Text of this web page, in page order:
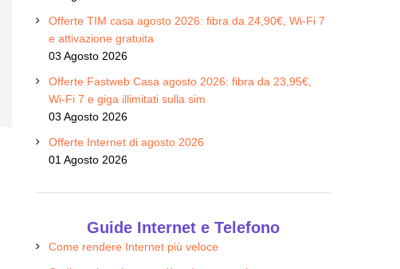
Offerte TIM casa agosto 2026: fibra da 24,90€, Wi-Fi 7
e attivazione gratuita
03 Agosto 2026
Offerte Fastweb Casa agosto 2026: fibra da 23,95€,
Wi-Fi 7 e giga illimitati sulla sim
03 Agosto 2026
Offerte Internet di agosto 2026
01 Agosto 2026
Guide Internet e Telefono
Come rendere Internet più veloce